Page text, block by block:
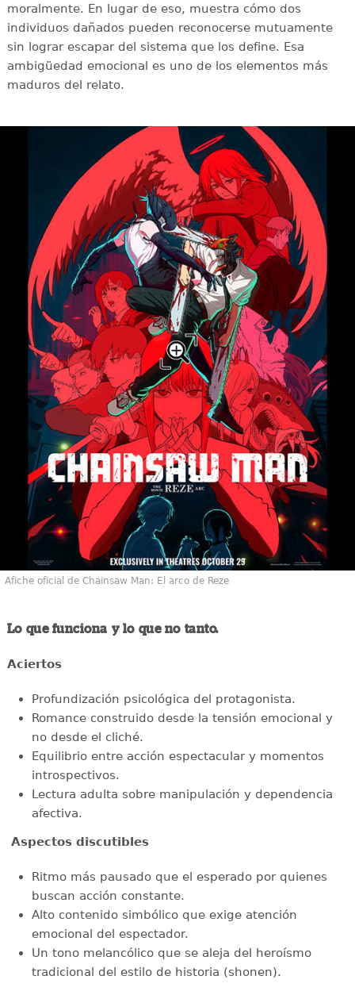
moralmente. En lugar de eso, muestra cómo dos
individuos dañados pueden reconocerse mutuamente
sin lograr escapar del sistema que los define. Esa
ambigüedad emocional es uno de los elementos más
maduros del relato.
Afiche oficial de Chainsaw Man: El arco de Reze
Lo que funciona y lo que no tanto.
Aciertos
Profundización psicológica del protagonista.
Romance construido desde la tensión emocional y
no desde el cliché.
Equilibrio entre acción espectacular y momentos
introspectivos.
Lectura adulta sobre manipulación y dependencia
afectiva.
Aspectos discutibles
Ritmo más pausado que el esperado por quienes
buscan acción constante.
Alto contenido simbólico que exige atención
emocional del espectador.
Un tono melancólico que se aleja del heroísmo
tradicional del estilo de historia (shonen).